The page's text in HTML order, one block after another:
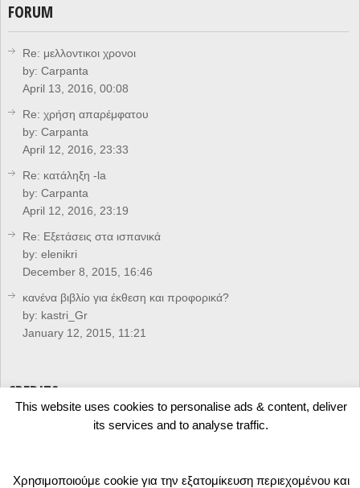
FORUM
Re: μελλοντικοι χρονοι
by: Carpanta
April 13, 2016, 00:08
Re: χρήση απαρέμφατου
by: Carpanta
April 12, 2016, 23:33
Re: κατάληξη -la
by: Carpanta
April 12, 2016, 23:19
Re: Eξετάσεις στα ισπανικά
by: elenikri
December 8, 2015, 16:46
κανένα βιβλίο για έκθεση και προφορικά?
by: kastri_Gr
January 12, 2015, 11:21
CREDITS
Arkolakis.Gr
This website uses cookies to personalise ads & content, deliver
its services and to analyse traffic.
Χρησιμοποιούμε cookie για την εξατομίκευση περιεχομένου και